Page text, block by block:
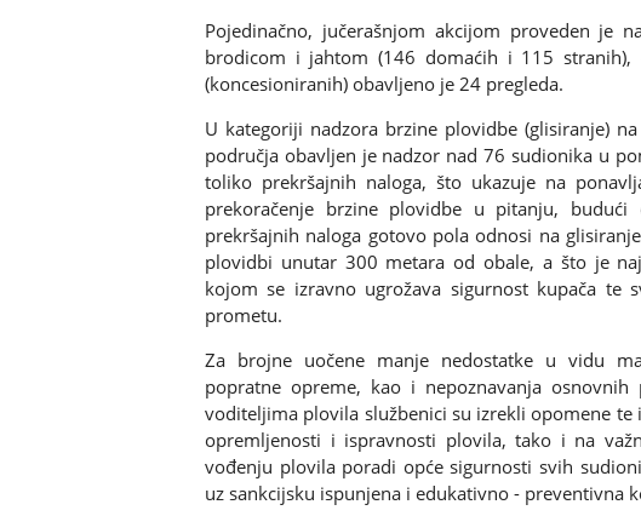
Pojedinačno, jučerašnjom akcijom proveden je
brodicom i jahtom (146 domaćih i 115
(koncesioniranih) obavljeno je 24 pregleda.
U kategoriji nadzora brzine plovidbe (glisiranje)
područja obavljen je nadzor nad 76 sudionika u
toliko prekršajnih naloga, što ukazuje na
prekoračenje brzine plovidbe u pitanju,
prekršajnih naloga gotovo pola odnosi na
plovidbi unutar 300 metara od obale, a što je
kojom se izravno ugrožava sigurnost kupača te
prometu.
Za brojne uočene manje nedostatke u vidu
popratne opreme, kao i nepoznavanja
voditeljima plovila službenici su izrekli opomene
opremljenosti i ispravnosti plovila, tako i na
vođenju plovila poradi opće sigurnosti svih
uz sankcijsku ispunjena i edukativno - preventivna